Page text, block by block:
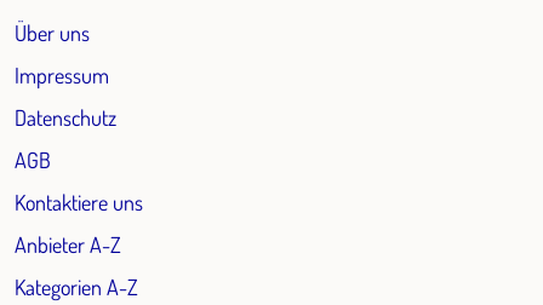
Über uns
Impressum
Datenschutz
AGB
Kontaktiere uns
Anbieter A-Z
Kategorien A-Z